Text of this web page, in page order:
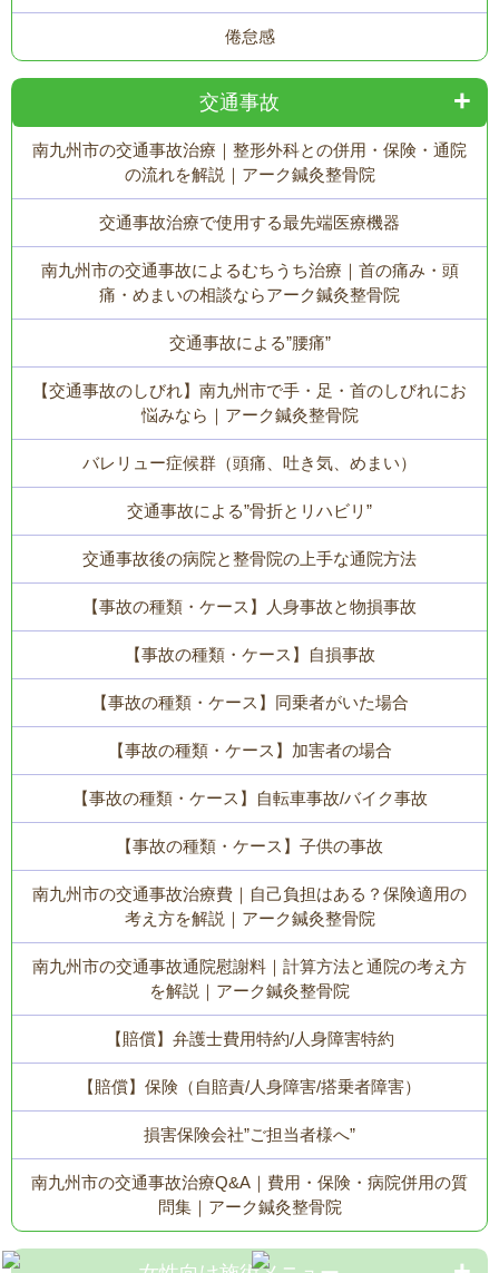
倦怠感
交通事故
南九州市の交通事故治療｜整形外科との併用・保険・通院
の流れを解説｜アーク鍼灸整骨院
交通事故治療で使用する最先端医療機器
南九州市の交通事故によるむちうち治療｜首の痛み・頭
痛・めまいの相談ならアーク鍼灸整骨院
交通事故による”腰痛”
【交通事故のしびれ】南九州市で手・足・首のしびれにお
悩みなら｜アーク鍼灸整骨院
バレリュー症候群（頭痛、吐き気、めまい）
交通事故による”骨折とリハビリ”
交通事故後の病院と整骨院の上手な通院方法
【事故の種類・ケース】人身事故と物損事故
【事故の種類・ケース】自損事故
【事故の種類・ケース】同乗者がいた場合
【事故の種類・ケース】加害者の場合
【事故の種類・ケース】自転車事故/バイク事故
【事故の種類・ケース】子供の事故
南九州市の交通事故治療費｜自己負担はある？保険適用の
考え方を解説｜アーク鍼灸整骨院
南九州市の交通事故通院慰謝料｜計算方法と通院の考え方
を解説｜アーク鍼灸整骨院
【賠償】弁護士費用特約/人身障害特約
【賠償】保険（自賠責/人身障害/搭乗者障害）
損害保険会社”ご担当者様へ”
南九州市の交通事故治療Q&A｜費用・保険・病院併用の質
問集｜アーク鍼灸整骨院